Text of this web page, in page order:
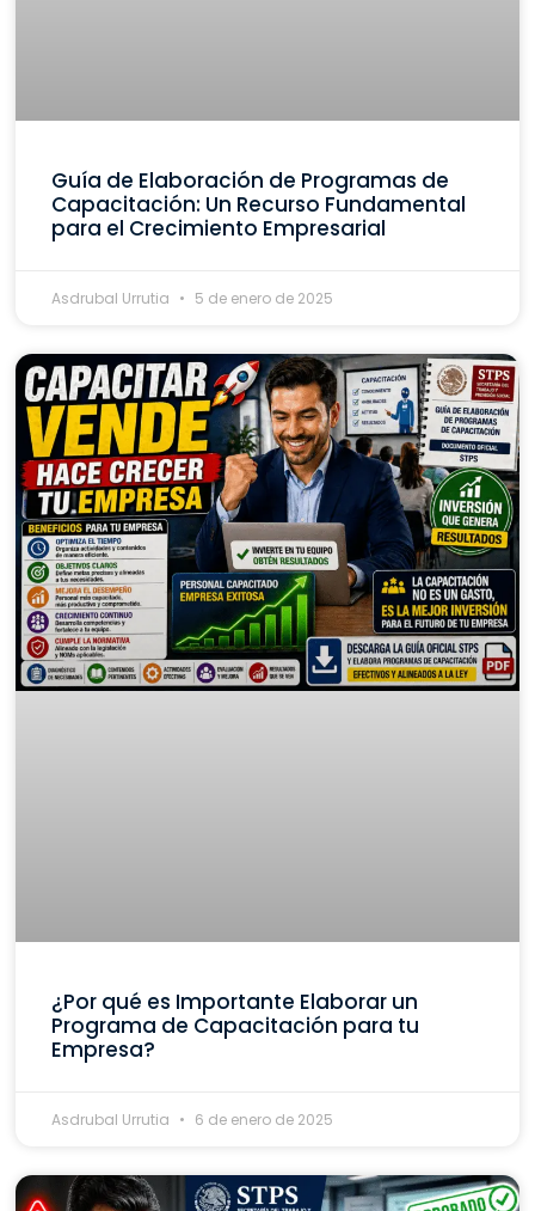
Guía de Elaboración de Programas de
Capacitación: Un Recurso Fundamental
para el Crecimiento Empresarial
Asdrubal Urrutia 5 de enero de 2025
¿Por qué es Importante Elaborar un
Programa de Capacitación para tu
Empresa?
Asdrubal Urrutia 6 de enero de 2025